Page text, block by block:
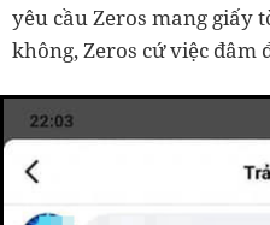
yêu cầu Zeros mang giấy
không, Zeros cứ việc đâm